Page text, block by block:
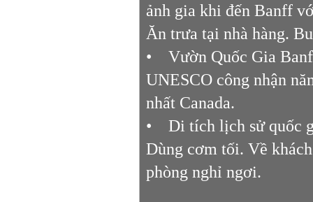
ảnh gia khi đến Banff
Ăn trưa tại nhà hàng.
• Vườn Quốc Gia
UNESCO công nhận
nhất Canada.
• Di tích lịch sử quốc
Dùng cơm tối. Về
phòng nghỉ ngơi.